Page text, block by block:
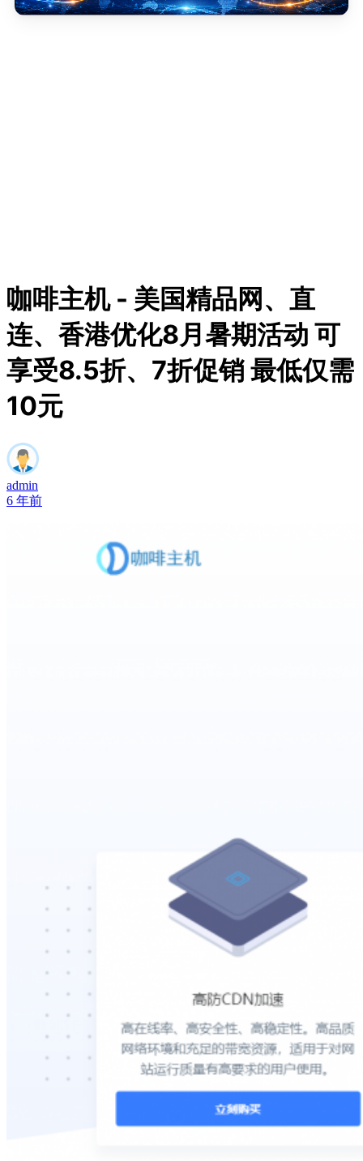
咖啡主机 - 美国精品网、直
连、香港优化8月暑期活动 可
享受8.5折、7折促销 最低仅需
10元
admin
6 年前